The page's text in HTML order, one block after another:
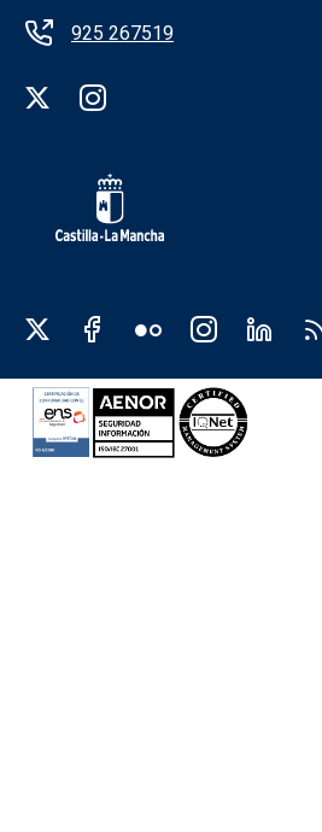
925 267519
Redes sociales institución
Redes sociales JCCM